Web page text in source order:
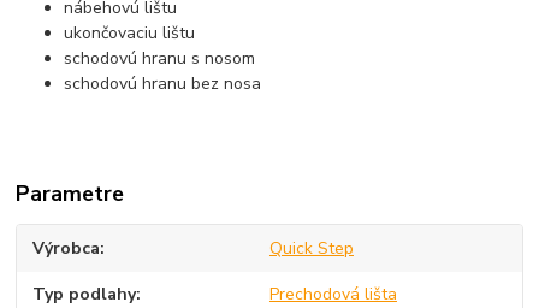
nábehovú lištu
ukončovaciu lištu
schodovú hranu s nosom
schodovú hranu bez nosa
Parametre
Výrobca Quick Step
Typ podlahy Prechodová lišta